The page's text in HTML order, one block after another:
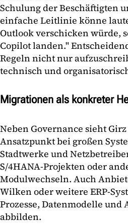
Schulung der Beschäftigten
einfache Leitlinie könne
Outlook verschicken würde,
Copilot landen."
Regeln nicht nur
technisch und
Migrationen als konkreter
Neben Governance sieht
Ansatzpunkt bei großen
Stadtwerke und
S/4HANA-Projekten oder
Modulwechseln. Auch
Wilken oder weitere ERP-
Prozesse, Datenmodelle und
abbilden.